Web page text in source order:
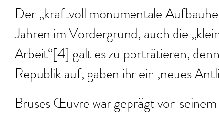
Der „kraftvoll monumentale
Jahren im Vordergrund, auch die
Arbeit“[4] galt es zu porträtieren,
Republik auf, gaben ihr ein ‚neues
Bruses Œuvre war geprägt von